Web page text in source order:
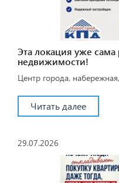
Эта локация уже сама
недвижимости!
Центр города,
Читать далее
29.07.2026